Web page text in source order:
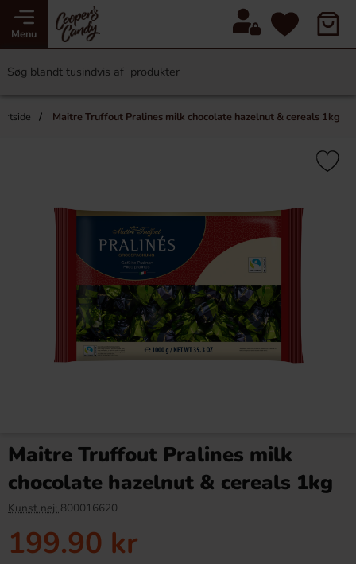
Menu
Maitre Truffout Pralines milk chocolate hazelnut & cereals 1kg
Maitre Truffout Pralines milk
chocolate hazelnut & cereals 1kg
Kunst nej: 800016620
199.90 kr